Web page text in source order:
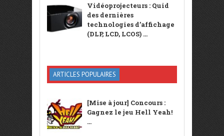
Vidéoprojecteurs : Quid
des dernières
technologies d’affichage
(DLP, LCD, LCOS) ...
ARTICLES POPULAIRES
[Mise à jour] Concours :
Gagnez le jeu Hell Yeah!
...